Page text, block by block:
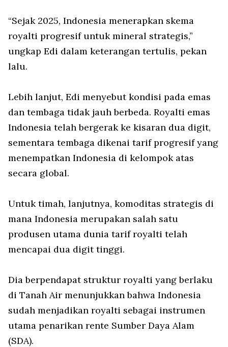
“Sejak 2025, Indonesia menerapkan skema
royalti progresif untuk mineral strategis,”
ungkap Edi dalam keterangan tertulis, pekan
lalu.
Lebih lanjut, Edi menyebut kondisi pada emas
dan tembaga tidak jauh berbeda. Royalti emas
Indonesia telah bergerak ke kisaran dua digit,
sementara tembaga dikenai tarif progresif yang
menempatkan Indonesia di kelompok atas
secara global.
Untuk timah, lanjutnya, komoditas strategis di
mana Indonesia merupakan salah satu
produsen utama dunia tarif royalti telah
mencapai dua digit tinggi.
Dia berpendapat struktur royalti yang berlaku
di Tanah Air menunjukkan bahwa Indonesia
sudah menjadikan royalti sebagai instrumen
utama penarikan rente Sumber Daya Alam
(SDA).